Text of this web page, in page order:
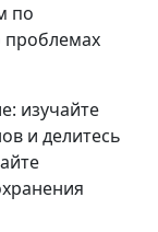
по
изучайте
и делитесь